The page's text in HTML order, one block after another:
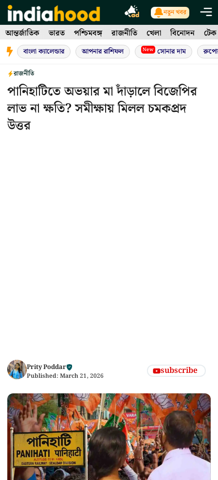
Skip
to
content
নতুন খবর
আন্তর্জাতিক ভারত পশ্চিমবঙ্গ রাজনীতি খেলা বিনোদন টেক
বাংলা ক্যালেন্ডার আপনার রাশিফল New সোনার দাম
রাজনীতি
পানিহাটিতে অভয়ার মা দাঁড়ালে বিজেপির
লাভ না ক্ষতি? সমীক্ষায় মিলল চমকপ্রদ
উত্তর
Prity Poddar
Published: March 21, 2026 subscribe